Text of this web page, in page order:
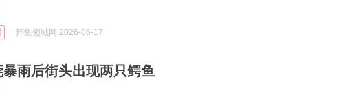
怀集领域网 2026-06-17
暴雨后街头出现两只鳄鱼